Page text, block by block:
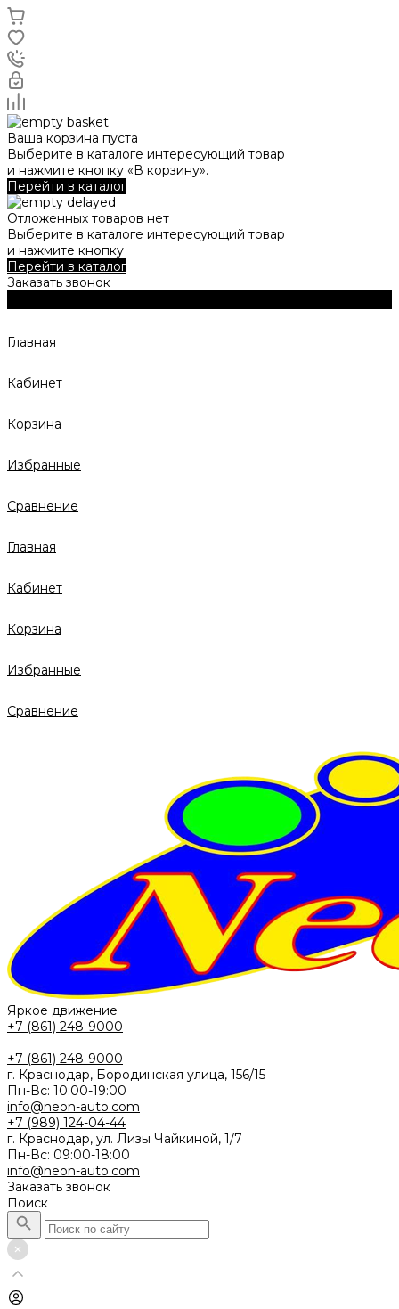
Ваша корзина пуста
Выберите в каталоге интересующий товар
и нажмите кнопку «В корзину».
Перейти в каталог
Отложенных товаров нет
Выберите в каталоге интересующий товар
и нажмите кнопку
Перейти в каталог
Заказать звонок
Главная
Кабинет
Корзина
Избранные
Сравнение
Главная
Кабинет
Корзина
Избранные
Сравнение
Яркое движение
+7 (861) 248-9000
+7 (861) 248-9000
г. Краснодар, Бородинская улица, 156/15
Пн-Вс: 10:00-19:00
info@neon-auto.com
+7 (989) 124-04-44
г. Краснодар, ул. Лизы Чайкиной, 1/7
Пн-Вс: 09:00-18:00
info@neon-auto.com
Заказать звонок
Поиск